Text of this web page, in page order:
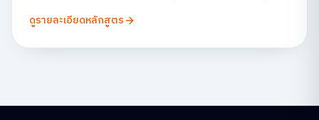
นวัตกรรมข้อมูลอย่างมีจริยธรรม
ดูรายละเอียดหลักสูตร